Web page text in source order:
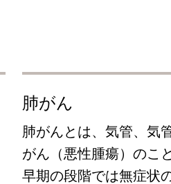
肺がん
肺がんとは、気管、気
がん（悪性腫瘍）のこ
早期の段階では無症状